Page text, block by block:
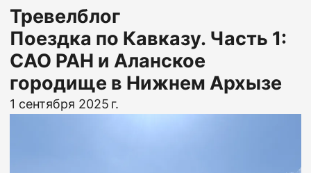
Тревелблог
Поездка по Кавказу. Часть 1:
САО РАН и Аланское
городище в Нижнем Архызе
1 сентября 2025 г.